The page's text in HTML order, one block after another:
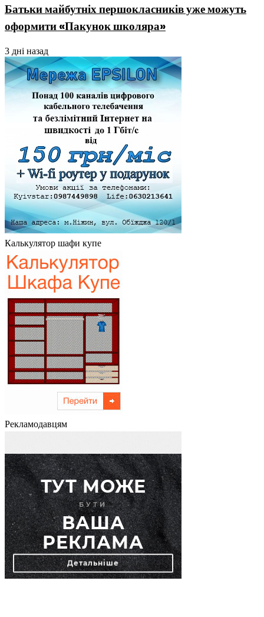
Батьки майбутніх першокласників уже можуть
оформити «Пакунок школяра»
3 дні назад
Калькулятор шафи купе
Рекламодавцям